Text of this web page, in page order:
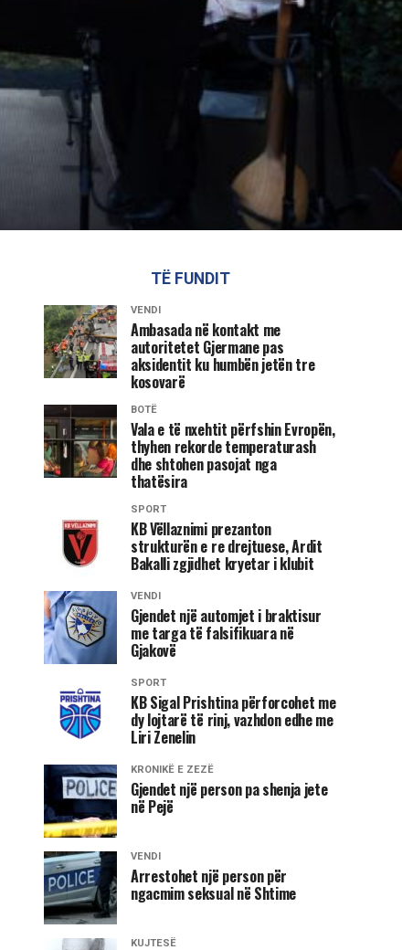
TË FUNDIT
VENDI
Ambasada në kontakt me
autoritetet Gjermane pas
aksidentit ku humbën jetën tre
kosovarë
BOTË
Vala e të nxehtit përfshin Evropën,
thyhen rekorde temperaturash
dhe shtohen pasojat nga
thatësira
SPORT
KB Vëllaznimi prezanton
strukturën e re drejtuese, Ardit
Bakalli zgjidhet kryetar i klubit
VENDI
Gjendet një automjet i braktisur
me targa të falsifikuara në
Gjakovë
SPORT
KB Sigal Prishtina përforcohet me
dy lojtarë të rinj, vazhdon edhe me
Liri Zenelin
KRONIKË E ZEZË
Gjendet një person pa shenja jete
në Pejë
VENDI
Arrestohet një person për
ngacmim seksual në Shtime
KUJTESË